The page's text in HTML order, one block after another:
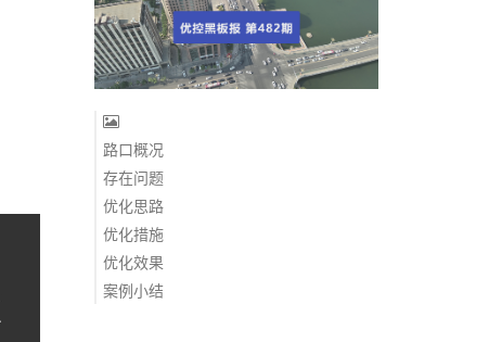
路口概况
存在问题
优化思路
优化措施
优化效果
案例小结